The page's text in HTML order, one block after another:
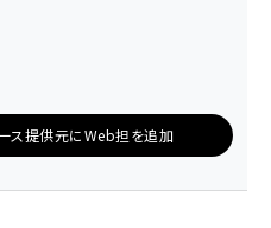
ス提供元にWeb担を追加